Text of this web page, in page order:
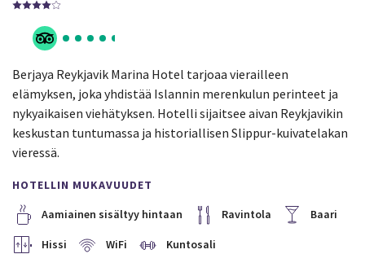
Berjaya Reykjavik Marina Hotel tarjoaa vierailleen
elämyksen, joka yhdistää Islannin merenkulun perinteet ja
nykyaikaisen viehätyksen. Hotelli sijaitsee aivan Reykjavikin
keskustan tuntumassa ja historiallisen Slippur-kuivatelakan
vieressä.
HOTELLIN MUKAVUUDET
Aamiainen sisältyy hintaan
Ravintola Baari
Hissi WiFi Kuntosali